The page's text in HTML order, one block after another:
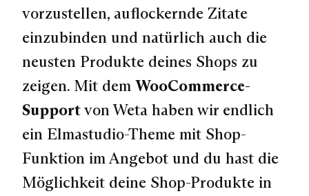
vorzustellen, auflockernde Zitate
einzubinden und natürlich auch die
neusten Produkte deines Shops zu
zeigen. Mit dem WooCommerce-
Supportvon Weta haben wir endlich
ein Elmastudio-Theme mit Shop-
Funktion im Angebot und du hast die
Möglichkeit deine Shop-Produkte in